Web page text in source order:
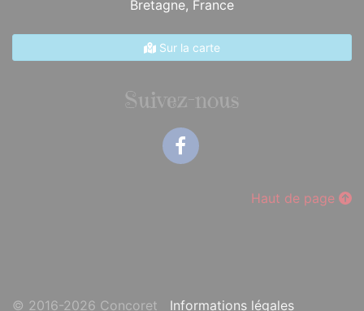
Bretagne, France
Sur la carte
Suivez-nous
Haut de page
© 2016-2026 Concoret Informations légales